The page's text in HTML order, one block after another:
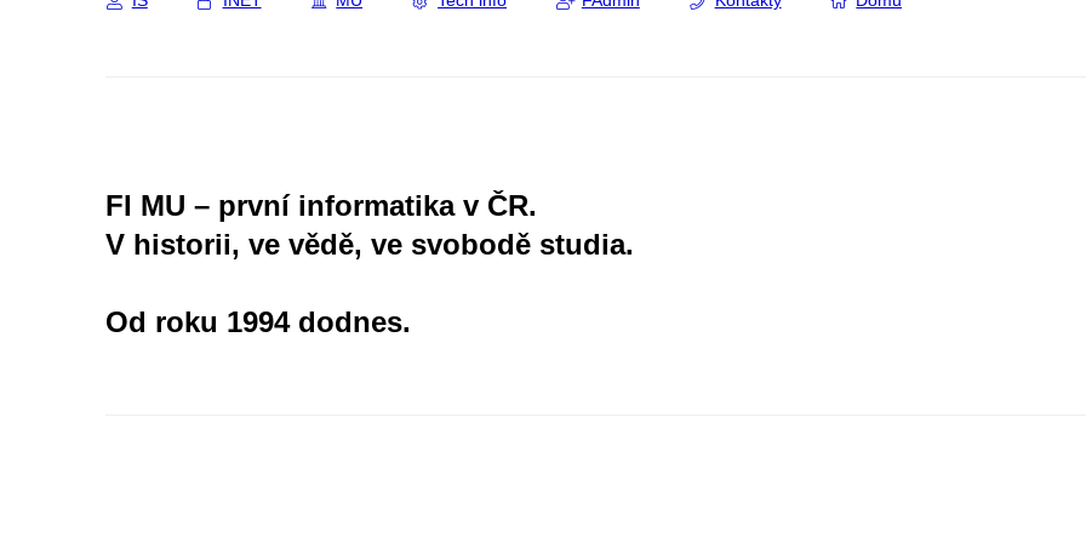
FI MU – první informatika v ČR.
V historii, ve vědě, ve svobodě studia.
Od roku 1994 dodnes.